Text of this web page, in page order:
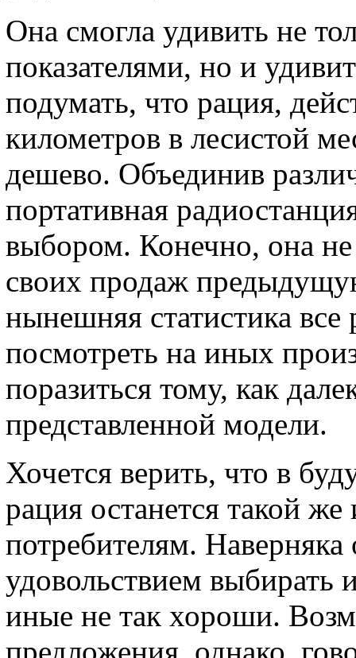
Она смогла удивить не
показателями, но и
подумать, что рация,
километров в лесистой
дешево. Объединив
портативная
выбором. Конечно, она
своих продаж
нынешняя статистика все
посмотреть на иных
поразиться тому, как
представленной модели.
Хочется верить, что в
рация останется такой
потребителям.
удовольствием выбирать
иные не так хороши.
предложения, однако,